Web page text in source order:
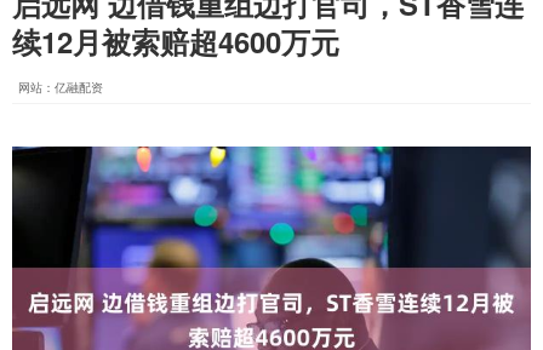
续12月被索赔超4600万元
网站：亿融配资